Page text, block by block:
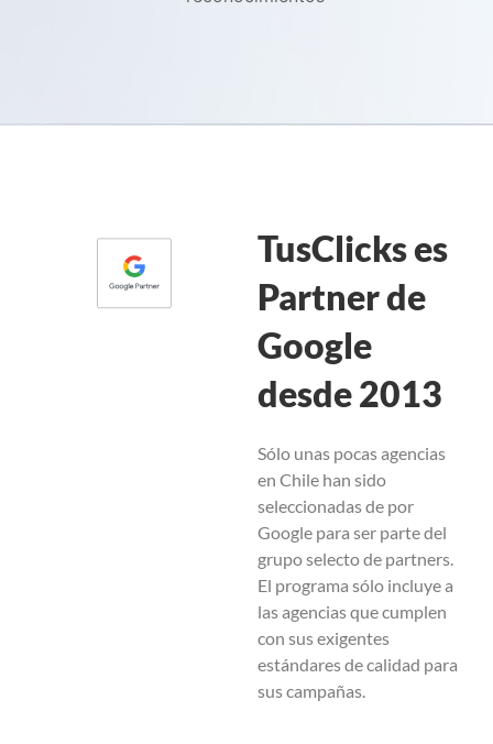
TusClicks es
Partner de
Google
desde 2013
Sólo unas pocas agencias
en Chile han sido
seleccionadas de por
Google para ser parte del
grupo selecto de partners.
El programa sólo incluye a
las agencias que cumplen
con sus exigentes
estándares de calidad para
sus campañas.